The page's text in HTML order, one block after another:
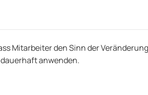
Mitarbeiter den Sinn der Veränderung
anwenden.